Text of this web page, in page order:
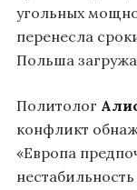
угольных
перенесла
Польша
Политолог
конфликт
«Европа